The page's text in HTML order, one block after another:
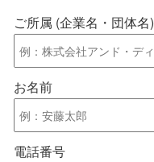
ご所属 (企業名・団体名)
お名前
電話番号